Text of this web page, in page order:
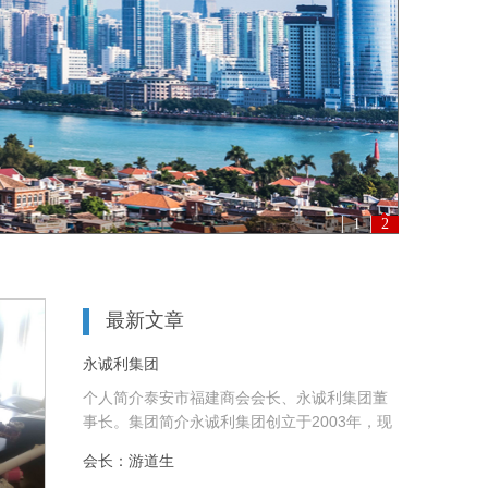
1 2
最新文章
永诚利集团
个人简介泰安市福建商会会长、永诚利集团董
事长。集团简介永诚利集团创立于2003年，现
会长：游道生